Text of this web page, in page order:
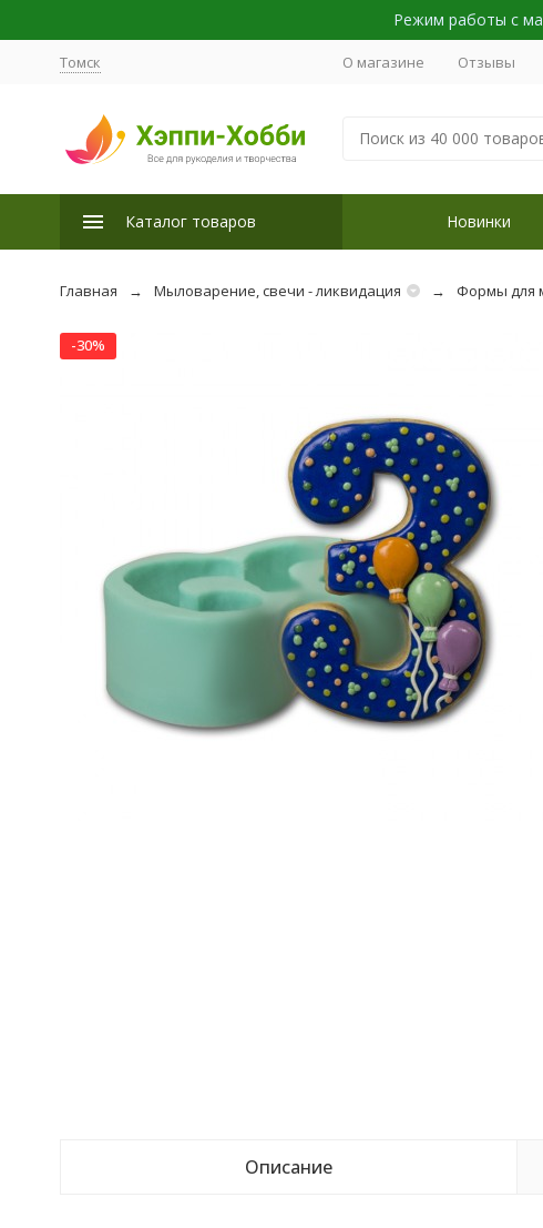
Режим работы с
Томск О магазине Отзывы
Каталог товаров Новинки
Главная Мыловарение, свечи - ликвидация Формы для
-30%
Описание